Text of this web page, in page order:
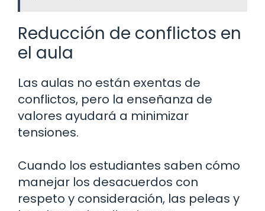
Reducción de conflictos en
el aula
Las aulas no están exentas de
conflictos, pero la enseñanza de
valores ayudará a minimizar
tensiones.
Cuando los estudiantes saben cómo
manejar los desacuerdos con
respeto y consideración, las peleas y